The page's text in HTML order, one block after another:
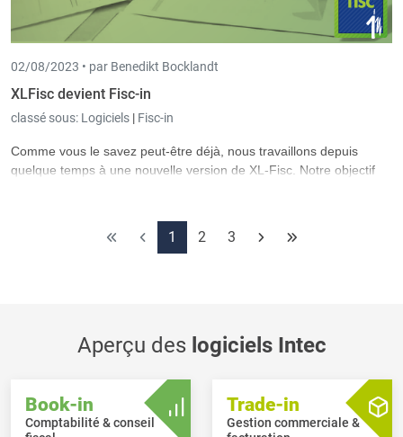
02/08/2023 • par Benedikt Bocklandt
XLFisc devient Fisc-in
classé sous: Logiciels | Fisc-in
Comme vous le savez peut-être déjà, nous travaillons depuis
quelque temps à une nouvelle version de XL-Fisc. Notre objectif
1 2 3
Aperçu des logiciels Intec
Book-in
Comptabilité & conseil
Trade-in
Gestion commerciale &